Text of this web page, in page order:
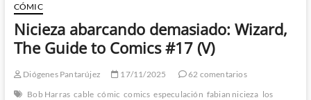
CÓMIC
Nicieza abarcando demasiado: Wizard,
The Guide to Comics #17 (V)
Diógenes Pantarújez 17/11/2025
62 comentarios
Bob Harras cable cómic comics especulación fabian nicieza los